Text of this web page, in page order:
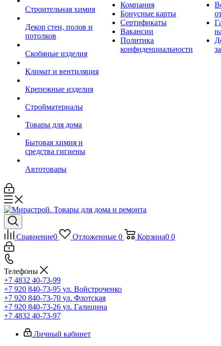
Строительная химия
Декор стен, полов и
потолков
Скобяные изделия
Климат и вентиляция
Крепежные изделия
Стройматериалы
Товары для дома
Бытовая химия и
средства гигиены
Автотовары
Компания
Бонусные карты
Сертификаты
Вакансии
Политика
конфиденциальности
Сравнение0 Отложенные 0 Корзина0 0
Телефоны
+7 4832 40-73-99
+7 920 840-73-95 ул. Войстроченко
+7 920 840-73-70 ул. Флотская
+7 920 840-73-26 ул. Галицина
+7 4832 40-73-97
Личный кабинет